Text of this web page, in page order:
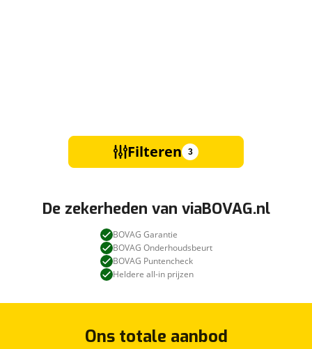
Filteren 3
De zekerheden van viaBOVAG.nl
BOVAG Garantie
BOVAG Onderhoudsbeurt
BOVAG Puntencheck
Heldere all-in prijzen
Ons totale aanbod